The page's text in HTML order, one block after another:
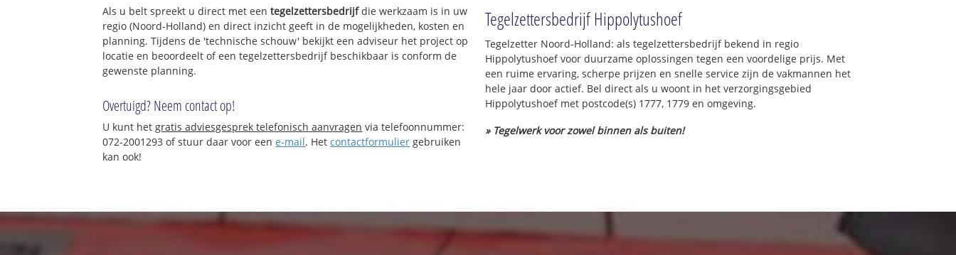
Als u belt spreekt u direct met eentegelzettersbedrijfdie werkzaam is in uw
regio (Noord-Holland) en direct inzicht geeft in de mogelijkheden, kosten en
planning. Tijdens de 'technische schouw' bekijkt een adviseur het project op
locatie en beoordeelt of een tegelzettersbedrijf beschikbaar is conform de
gewenste planning.
Overtuigd? Neem contact op!
U kunt hetgratis adviesgesprek telefonisch aanvragen via telefoonnummer:
072-2001293 of stuur daar voor eene-mail. Hetcontactformulier gebruiken
kan ook!
Tegelzettersbedrijf Hippolytushoef
Tegelzetter Noord-Holland: als tegelzettersbedrijf bekend in regio
Hippolytushoef voor duurzame oplossingen tegen een voordelige prijs. Met
een ruime ervaring, scherpe prijzen en snelle service zijn de vakmannen het
hele jaar door actief. Bel direct als u woont in het verzorgingsgebied
Hippolytushoef met postcode(s) 1777, 1779 en omgeving.
» Tegelwerk voor zowel binnen als buiten!